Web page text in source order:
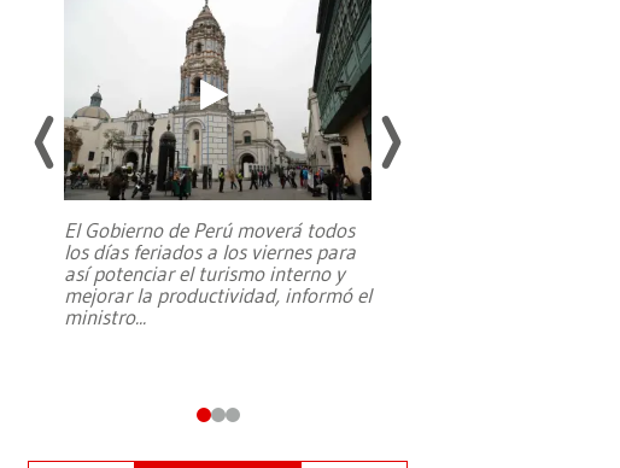
El Gobierno de Perú moverá todos
los días feriados a los viernes para
así potenciar el turismo interno y
mejorar la productividad, informó el
ministro...